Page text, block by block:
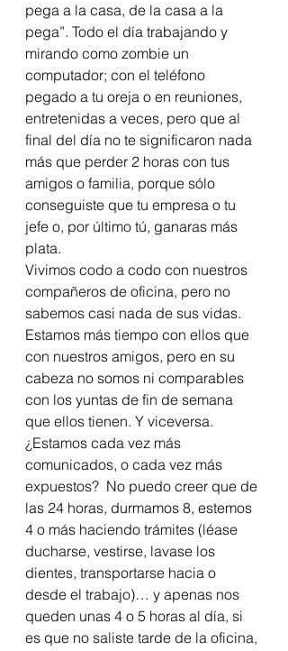
pega a la casa, de la casa a la
pega”. Todo el día trabajando y
mirando como zombie un
computador; con el teléfono
pegado a tu oreja o en reuniones,
entretenidas a veces, pero que al
final del día no te significaron nada
más que perder 2 horas con tus
amigos o familia, porque sólo
conseguiste que tu empresa o tu
jefe o, por último tú, ganaras más
plata.
Vivimos codo a codo con nuestros
compañeros de oficina, pero no
sabemos casi nada de sus vidas.
Estamos más tiempo con ellos que
con nuestros amigos, pero en su
cabeza no somos ni comparables
con los yuntas de fin de semana
que ellos tienen. Y viceversa.
¿Estamos cada vez más
comunicados, o cada vez más
expuestos?  No puedo creer que de
las 24 horas, durmamos 8, estemos
4 o más haciendo trámites (léase
ducharse, vestirse, lavase los
dientes, transportarse hacia o
desde el trabajo)… y apenas nos
queden unas 4 o 5 horas al día, si
es que no saliste tarde de la oficina,